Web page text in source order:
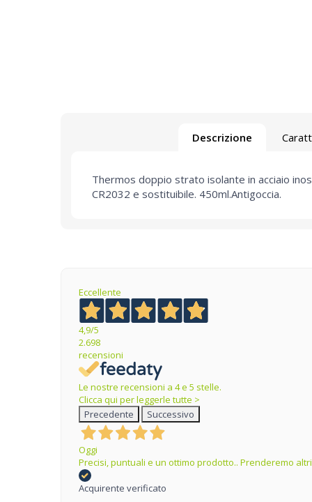
Descrizione
Thermos doppio strato isolante in acciaio
CR2032 e sostituibile. 450ml.Antigoccia.
Eccellente
4,9/5
2.698
recensioni
Le nostre recensioni a 4 e 5 stelle.
Clicca qui per leggerle tutte >
Precedente
Successivo
Oggi
Precisi, puntuali e un ottimo prodotto.. Prenderemo
Acquirente verificato